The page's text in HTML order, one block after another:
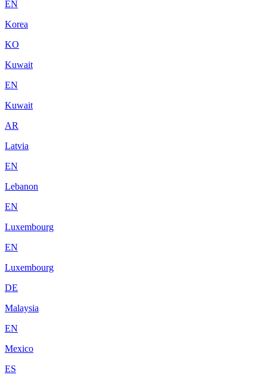
EN
Korea
KO
Kuwait
EN
Kuwait
AR
Latvia
EN
Lebanon
EN
Luxembourg
EN
Luxembourg
DE
Malaysia
EN
Mexico
ES